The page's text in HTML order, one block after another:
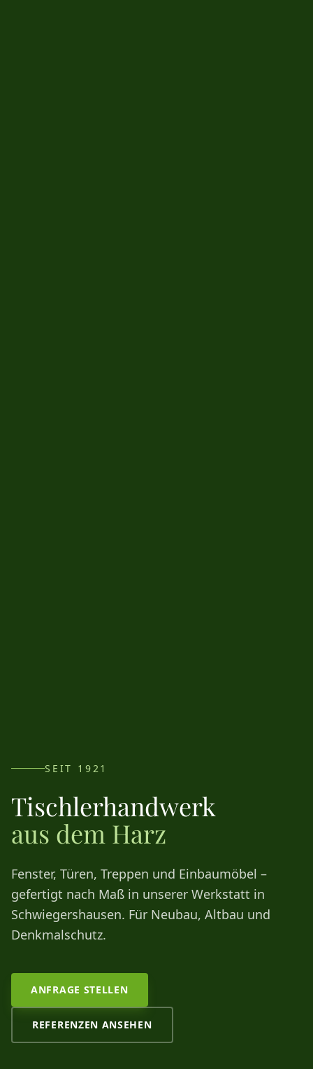
SEIT 1921
Tischlerhandwerk
aus dem Harz
Fenster, Türen, Treppen und Einbaumöbel –
gefertigt nach Maß in unserer Werkstatt in
Schwiegershausen. Für Neubau, Altbau und
Denkmalschutz.
ANFRAGE STELLEN
REFERENZEN ANSEHEN